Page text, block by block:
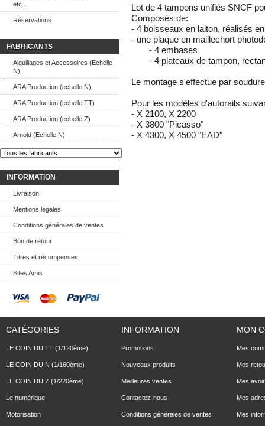
etc...
Réservations
FABRICANTS
Aiguillages et Accessoires (Echelle
N)
ARA Production (echelle N)
ARA Production (echelle TT)
ARA Production (echelle Z)
Arnold (Echelle N)
INFORMATION
Livraison
Mentions legales
Conditions générales de ventes
Bon de retour
Titres et récompenses
Sites Amis
Lot de 4 tampons unifiés SNCF
Composés de:
- 4 boisseaux en laiton, réalisés
- une plaque en maillechort
- 4 embases
- 4 plateaux de tampon,
Le montage s'effectue par
Pour les modèles d'autorails
- X 2100, X 2200
- X 3800 "Picasso"
- X 4300, X 4500 "EAD"
CATÉGORIES
LE COIN DU TT (1/120ème)
LE COIN DU N (1/160ème)
LE COIN DU Z (1/220ème)
Le numérique
Motorisation
INFORMATION
Promotions
Nouveaux produits
Meilleures ventes
Contactez-nous
Conditions générales de ventes
MON
Mes
Mes
Mes
Mes
Mes